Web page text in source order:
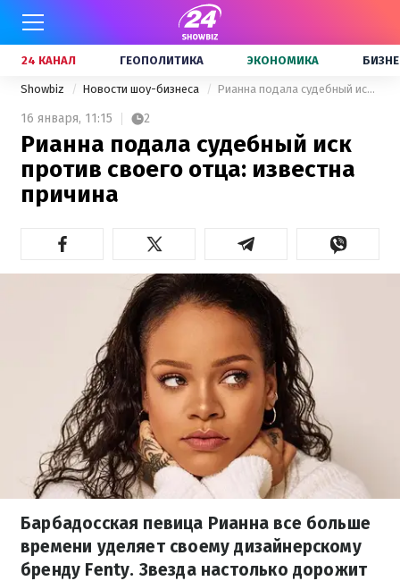
24 КАНАЛ ГЕОПОЛИТИКА ЭКОНОМИКА
Showbiz Новости шоу-бизнеса Рианна подала судебный иск против своего отца: известна причина
16 января, 11:15 2
Рианна подала судебный иск
против своего отца: известна
причина
Барбадосская певица Рианна все больше
времени уделяет своему дизайнерскому
бренду Fenty. Звезда настолько дорожит